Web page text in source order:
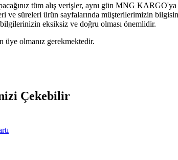
tüm alış verişler, aynı gün MNG
ve süreleri ürün sayfalarında müşterilerimizin
eksiksiz ve doğru olması önemlidir.
olmanız gerekmektedir.
Çekebilir